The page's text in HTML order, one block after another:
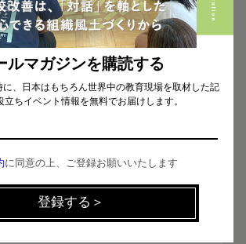
です。
ィンランドにおいても教員の人材不
ているということなのですね。
ィンランドではどこの自治体も、特別支
ない、指導員が足りないという問題
。予算の問題もあって、私たち学校も、
スを減らして一般クラスにインテグレー
ことを自治体から指導されています。
ルマガジンを購読する
、日本はもちろん世界中の教育現場を取材した記
立ちイベント情報を無料でお届けします。
に同意の上、ご登録お願いいたします